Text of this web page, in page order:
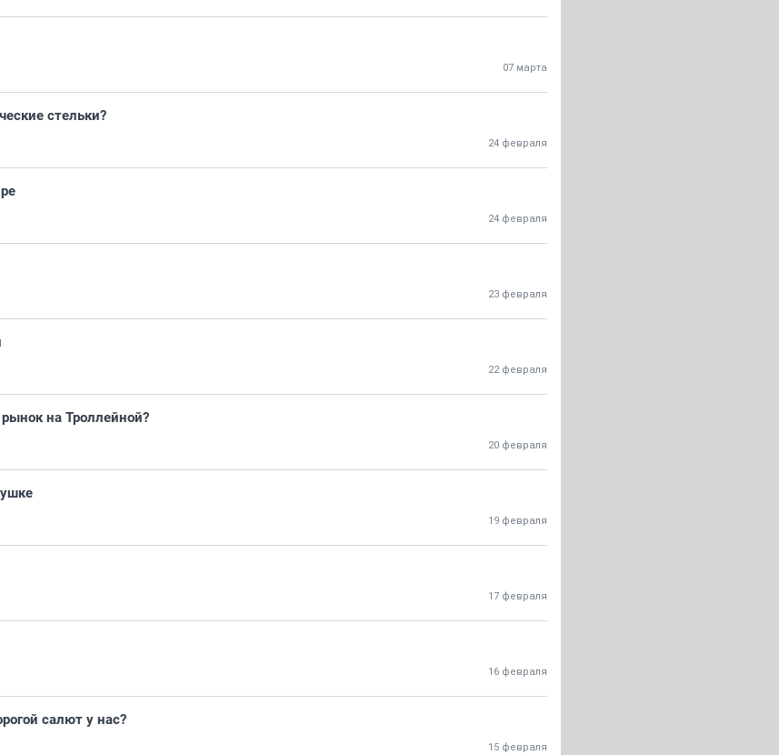
07 марта
стельки?
24 февраля
24 февраля
23 февраля
22 февраля
на Троллейной?
20 февраля
19 февраля
17 февраля
16 февраля
салют у нас?
15 февраля